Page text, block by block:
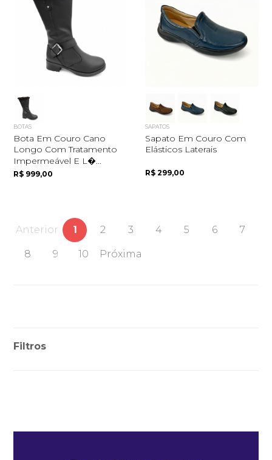
BOTAS
Bota Em Couro Cano
Longo Com Tratamento
Impermeável E L�...
R$ 999,00
SAPATOS
Sapato Em Couro Com
Elásticos Laterais
R$ 299,00
Anterior 1 2 3 4 5 6 7
8 9 10 Próxima
Filtros